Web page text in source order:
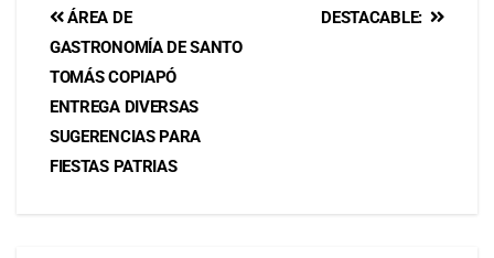
DESTACABLE:
ÁREA DE
GASTRONOMÍA DE SANTO
TOMÁS COPIAPÓ
ENTREGA DIVERSAS
SUGERENCIAS PARA
FIESTAS PATRIAS